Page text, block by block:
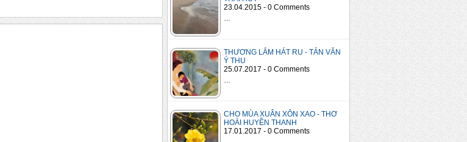
23.04.2015 - 0 Comments
THƯƠNG LẮM HÁT RU - TẢN VĂN
Ý THU
25.07.2017 - 0 Comments
CHO MÙA XUÂN XÔN XAO - THƠ
HOÀI HUYỀN THANH
17.01.2017 - 0 Comments